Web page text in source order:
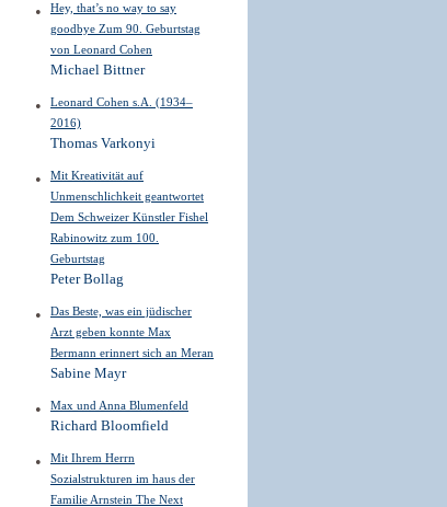
Hey, that’s no way to say
goodbye Zum 90. Geburtstag
von Leonard Cohen
Michael Bittner
Leonard Cohen s.A. (1934–
2016)
Thomas Varkonyi
Mit Kreativität auf
Unmenschlichkeit geantwortet
Dem Schweizer Künstler Fishel
Rabinowitz zum 100.
Geburtstag
Peter Bollag
Das Beste, was ein jüdischer
Arzt geben konnte Max
Bermann erinnert sich an Meran
Sabine Mayr
Max und Anna Blumenfeld
Richard Bloomfield
Mit Ihrem Herrn
Sozialstrukturen im haus der
Familie Arnstein The Next